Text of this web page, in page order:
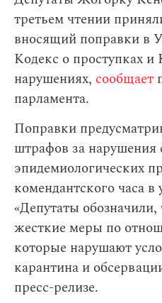
третьем чтении
вносящий поправки в
Кодекс о проступках и
нарушениях, сообщает
парламента.
Поправки
штрафов за нарушения
эпидемиологических
комендантского часа
«Депутаты
жесткие меры по
которые нарушают
карантина и
пресс-релизе.